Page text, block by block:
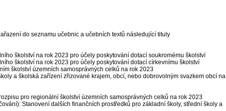
do seznamu učebnic a učebních textů následující tituly
školství na rok 2023 pro účely poskytování dotací soukromému školství
školství na rok 2023 pro účely poskytování dotací církevnímu školství
školství územních samosprávných celků na rok 2023
a školská zařízení zřizované krajem, obcí, nebo dobrovolným svazkem obcí na
pro regionální školství územních samosprávných celků na rok 2023
Stanovení dalších finančních prostředků pro základní školy, střední školy a